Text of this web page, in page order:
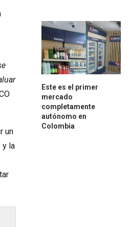
un
y la
Este es el primer
mercado
completamente
autónomo en
Colombia